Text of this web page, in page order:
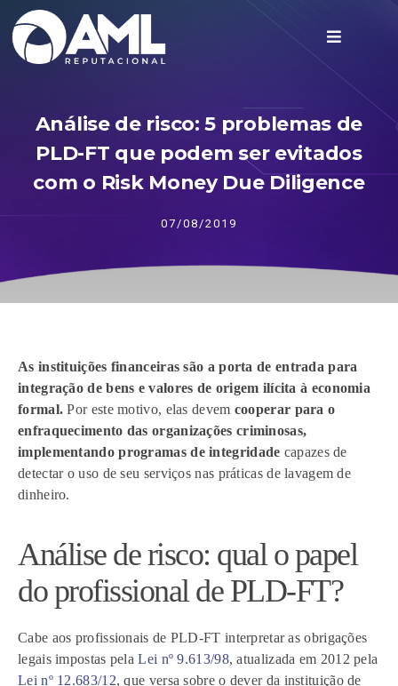
Análise de risco: 5 problemas de
PLD-FT que podem ser evitados
com o Risk Money Due Diligence
07/08/2019
As instituições financeiras são a porta de entrada para
integração de bens e valores de origem ilícita à economia
formal. Por este motivo, elas devem cooperar para o
enfraquecimento das organizações criminosas,
implementando programas de integridade capazes de
detectar o uso de seu serviços nas práticas de lavagem de
dinheiro.
Análise de risco: qual o papel
do profissional de PLD-FT?
Cabe aos profissionais de PLD-FT interpretar as obrigações
legais impostas pelaLei nº 9.613/98, atualizada em 2012 pela
Lei nº 12.683/12, que versa sobre o dever da instituição de